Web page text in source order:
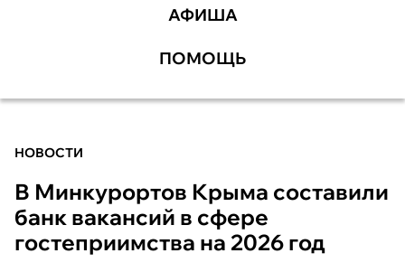
АФИША
ПОМОЩЬ
НОВОСТИ
В Минкурортов Крыма составили
банк вакансий в сфере
гостеприимства на 2026 год